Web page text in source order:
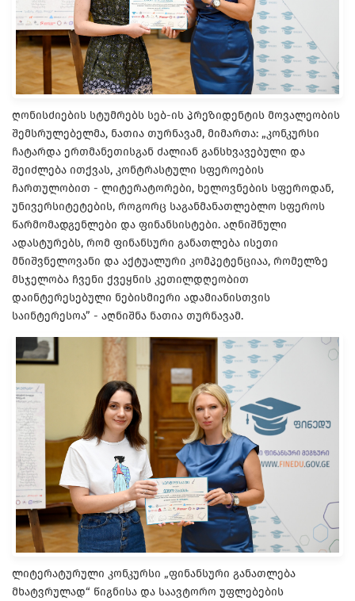
ღონისძიების სტუმრებს სებ-ის პრეზიდენტის მოვალეობის
შემსრულებელმა, ნათია თურნავამ, მიმართა: „კონკურსი
ჩატარდა ერთმანეთისგან ძალიან განსხვავებული და
შეიძლება ითქვას, კონტრასტული სფეროების
ჩართულობით - ლიტერატორები, ხელოვნების სფეროდან,
უნივერსიტეტების, როგორც საგანმანათლებლო სფეროს
წარმომადგენლები და ფინანსისტები. აღნიშნული
ადასტურებს, რომ ფინანსური განათლება ისეთი
მნიშვნელოვანი და აქტუალური კომპეტენციაა, რომელზე
მსჯელობა ჩვენი ქვეყნის კეთილდღეობით
დაინტერესებული ნებისმიერი ადამიანისთვის
საინტერესოა” - აღნიშნა ნათია თურნავამ.
ლიტერატურული კონკურსი „ფინანსური განათლება
მხატვრულად“ წიგნისა და საავტორო უფლებების